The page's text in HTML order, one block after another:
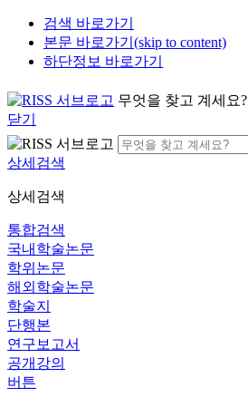
검색 바로가기
본문 바로가기(skip to content)
하단정보 바로가기
무엇을 찾고 계세요?
닫기
상세검색
상세검색
통합검색
국내학술논문
학위논문
해외학술논문
학술지
단행본
연구보고서
공개강의
버튼